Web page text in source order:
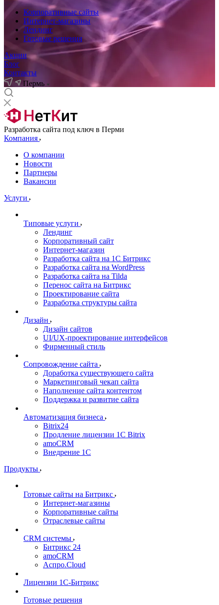
Корпоративные сайты
Интернет-магазины
Лендинг
Готовые решения
Акции
Блог
Контакты
Пермь
Разработка сайта под ключ в Перми
Компания
О компании
Новости
Партнеры
Вакансии
Услуги
Типовые услуги
Лендинг
Корпоративный сайт
Интернет-магазин
Разработка сайта на 1С Битрикс
Разработка сайта на WordPress
Разработка сайта на Tilda
Перенос сайта на Битрикс
Проектирование сайта
Разработка структуры сайта
Дизайн
Дизайн сайтов
UI/UX-проектирование интерфейсов
Фирменный стиль
Сопровождение сайта
Доработка существующего сайта
Маркетинговый чекап сайта
Наполнение сайта контентом
Поддержка и развитие сайта
Автоматизация бизнеса
Bitrix24
Продление лицензии 1C Bitrix
amoCRM
Внедрение 1C
Продукты
Готовые сайты на Битрикс
Интернет-магазины
Корпоративные сайты
Отраслевые сайты
CRM системы
Битрикс 24
amoCRM
Аспро.Cloud
Лицензии 1С-Битрикс
Готовые решения